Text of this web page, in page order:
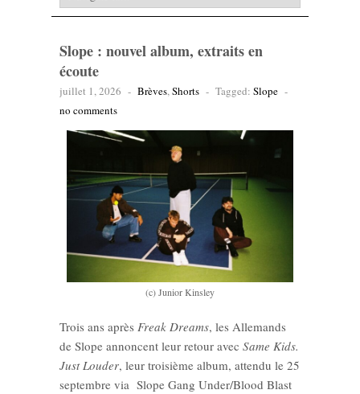
Slope : nouvel album, extraits en
écoute
juillet 1, 2026 - Brèves,Shorts - Tagged: Slope -
no comments
(c) Junior Kinsley
Trois ans après Freak Dreams, les Allemands
de Slope annoncent leur retour avec Same Kids.
Just Louder, leur troisième album, attendu le 25
septembre via Slope Gang Under/Blood Blast